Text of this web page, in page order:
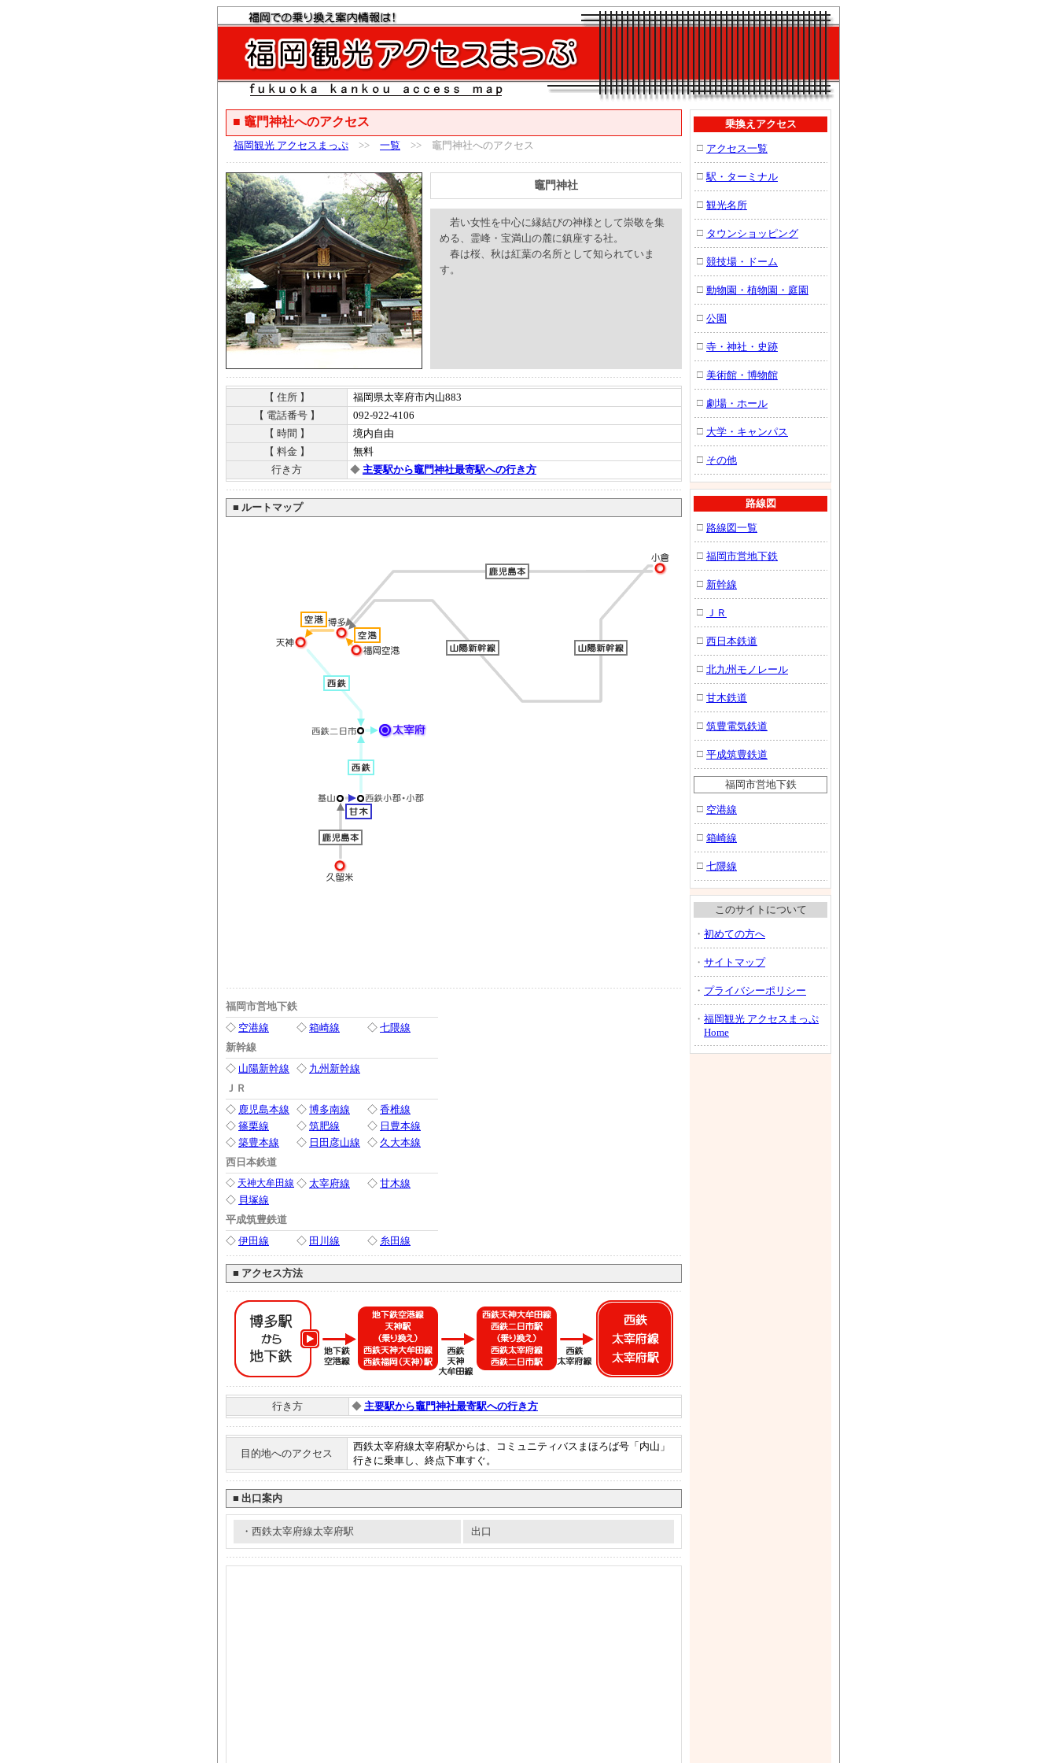
■ 竈門神社へのアクセス
福岡観光 アクセスまっぷ >> 一覧 >> 竈門神社へのアクセス
竈門神社
若い女性を中心に縁結びの神様として崇敬を集
める、霊峰・宝満山の麓に鎮座する社。
春は桜、秋は紅葉の名所として知られていま
す。
【 住所 】
福岡県太宰府市内山883
【 電話番号 】
092-922-4106
【 時間 】
境内自由
【 料金 】
無料
行き方
◆ 主要駅から竈門神社最寄駅への行き方
■ ルートマップ
福岡市営地下鉄
◇ 空港線 ◇ 箱崎線 ◇ 七隈線
新幹線
◇ 山陽新幹線 ◇ 九州新幹線
ＪＲ
◇ 鹿児島本線 ◇ 博多南線 ◇ 香椎線
◇ 篠栗線 ◇ 筑肥線 ◇ 日豊本線
◇ 築豊本線 ◇ 日田彦山線 ◇ 久大本線
西日本鉄道
◇ 天神大牟田線 ◇ 太宰府線 ◇ 甘木線
◇ 貝塚線
平成筑豊鉄道
◇ 伊田線 ◇ 田川線 ◇ 糸田線
■ アクセス方法
行き方 ◆ 主要駅から竈門神社最寄駅への行き方
目的地へのアクセス
西鉄太宰府線太宰府駅からは、コミュニティバスまほろば号「内山」
行きに乗車し、終点下車すぐ。
■ 出口案内
・西鉄太宰府線太宰府駅 出口
乗換えアクセス
□ アクセス一覧
□ 駅・ターミナル
□ 観光名所
□ タウンショッピング
□ 競技場・ドーム
□ 動物園・植物園・庭園
□ 公園
□ 寺・神社・史跡
□ 美術館・博物館
□ 劇場・ホール
□ 大学・キャンパス
□ その他
路線図
□ 路線図一覧
□ 福岡市営地下鉄
□ 新幹線
□ ＪＲ
□ 西日本鉄道
□ 北九州モノレール
□ 甘木鉄道
□ 筑豊電気鉄道
□ 平成筑豊鉄道
福岡市営地下鉄
□ 空港線
□ 箱崎線
□ 七隈線
このサイトについて
・ 初めての方へ
・ サイトマップ
・ プライバシーポリシー
・ 福岡観光 アクセスまっぷ
Home